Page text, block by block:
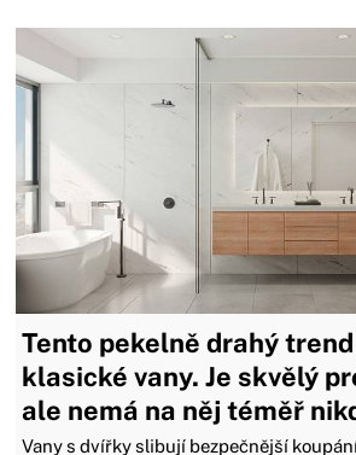
Tento pekelně drahý
klasické vany. Je skvělý
ale nemá na něj téměř
Vany s dvířky slibují bezpečnější